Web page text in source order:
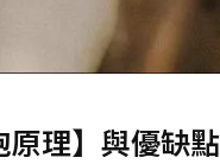
理】與優缺點